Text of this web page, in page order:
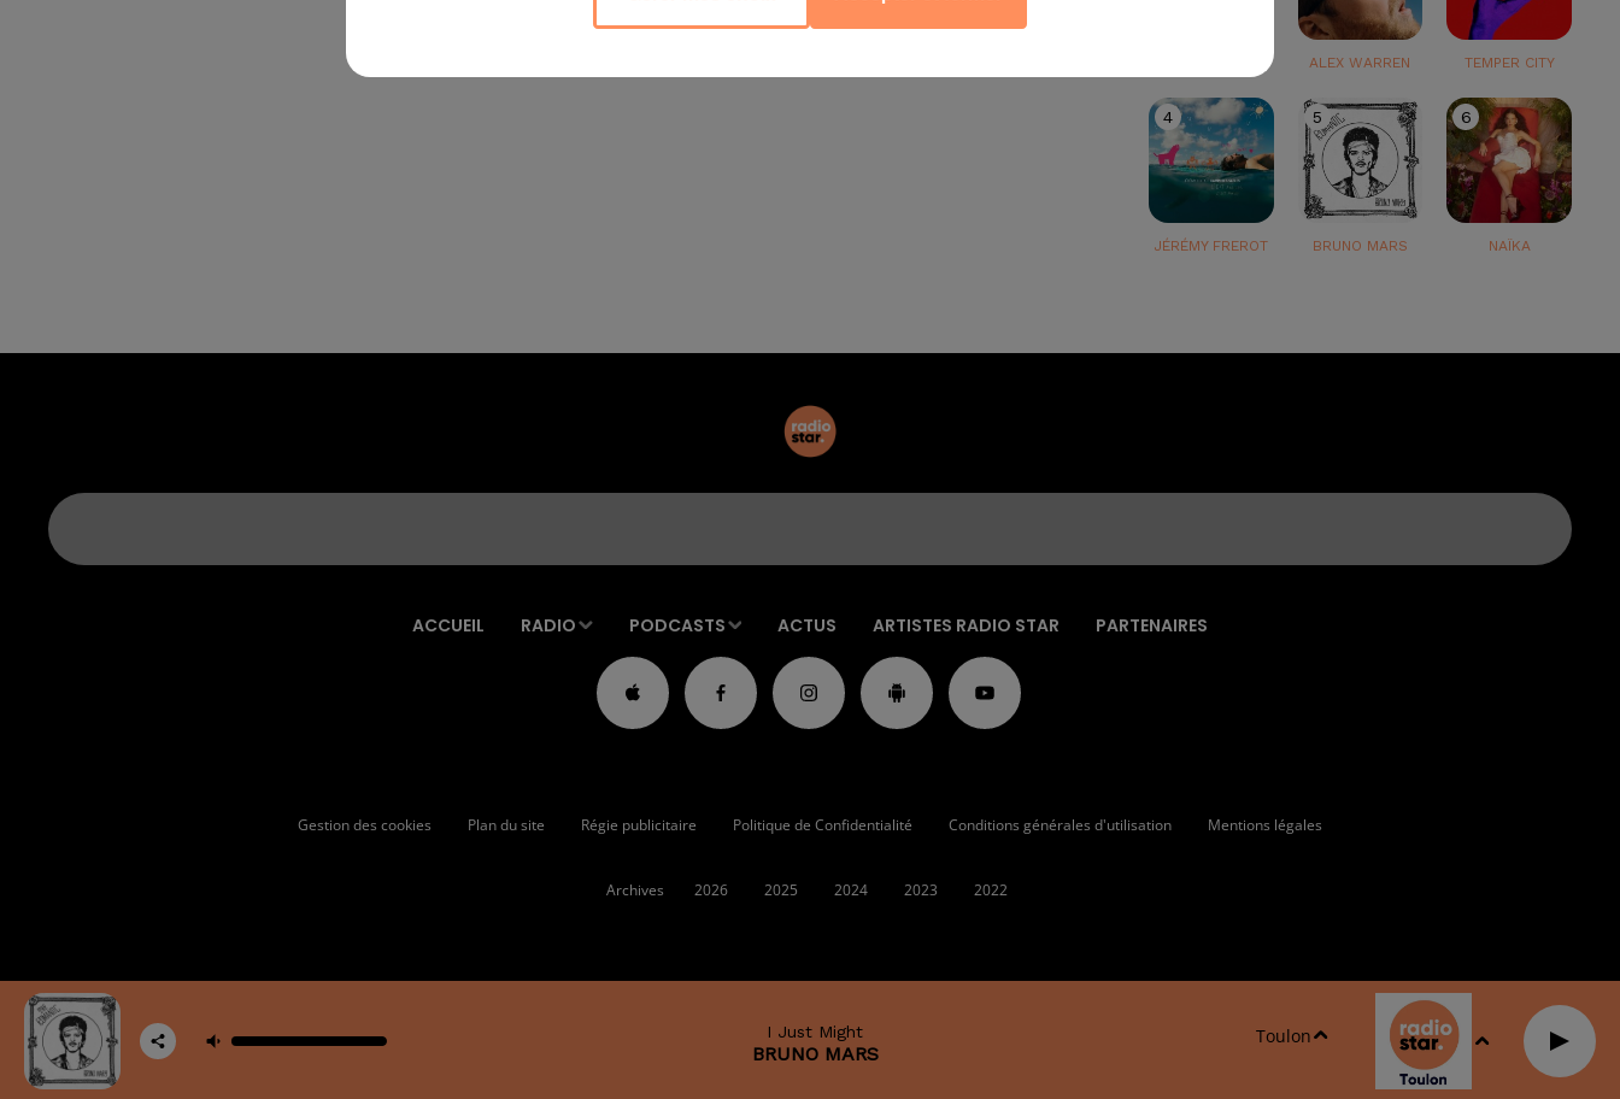
ALEX WARREN TEMPER CITY
4
JÉRÉMY FREROT
5
BRUNO MARS
6
NAÏKA
ACCUEIL RADIO PODCASTS ACTUS ARTISTES RADIO STAR PARTENAIRES
I Just Might
BRUNO MARS
Toulon
Gestion des cookies Plan du site Régie publicitaire Politique de Confidentialité Conditions générales d'utilisation Mentions légales
Archives 2026 2025 2024 2023 2022